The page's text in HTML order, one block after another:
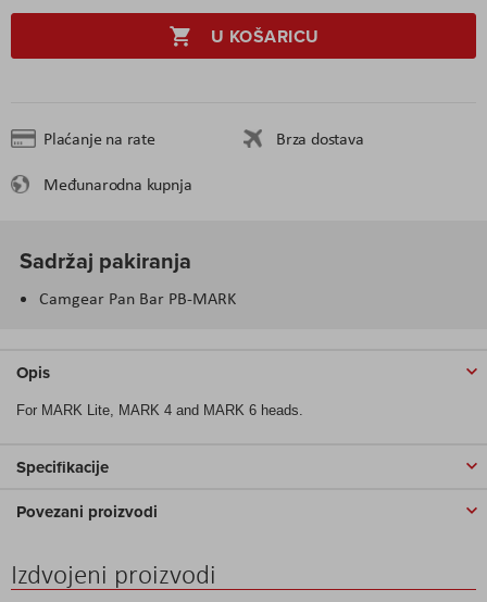
U KOŠARICU
Plaćanje na rate
Brza dostava
Međunarodna kupnja
Sadržaj pakiranja
Camgear Pan Bar PB-MARK
Opis
For MARK Lite, MARK 4 and MARK 6 heads.
Specifikacije
Povezani proizvodi
Izdvojeni proizvodi